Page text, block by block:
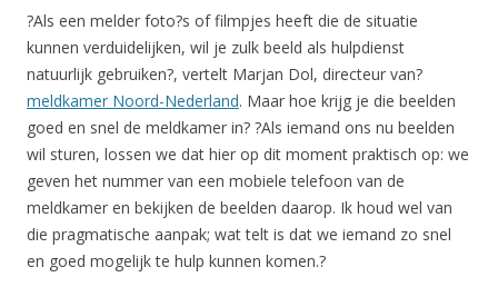
?Als een melder foto?s of filmpjes heeft die de situatie
kunnen verduidelijken, wil je zulk beeld als hulpdienst
natuurlijk gebruiken?, vertelt Marjan Dol, directeur van?
meldkamer Noord-Nederland. Maar hoe krijg je die beelden
goed en snel de meldkamer in? ?Als iemand ons nu beelden
wil sturen, lossen we dat hier op dit moment praktisch op: we
geven het nummer van een mobiele telefoon van de
meldkamer en bekijken de beelden daarop. Ik houd wel van
die pragmatische aanpak; wat telt is dat we iemand zo snel
en goed mogelijk te hulp kunnen komen.?